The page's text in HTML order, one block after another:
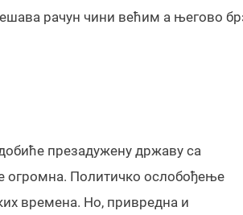
рачун чини већим а његово
презадужену државу са
огромна. Политичко ослобођење
времена. Но, привредна и